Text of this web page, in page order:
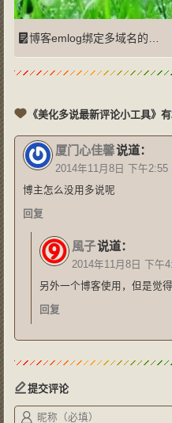
《美化多说最新评论小工具》
厦门心佳馨说道：
2014年11月8日 下午2:55
博主怎么没用多说呢
回复
風子说道：
2014年11月8日 下午
另外一个博客使用，但是觉
回复
提交评论
博客emlog绑定多域名的问题